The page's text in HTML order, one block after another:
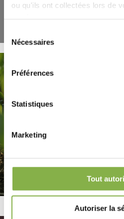
ou qu'ils ont collectées lors de
du Nécessaires
Préférences
Statistiques
Marketing
Tout
Autoriser la
Maïs